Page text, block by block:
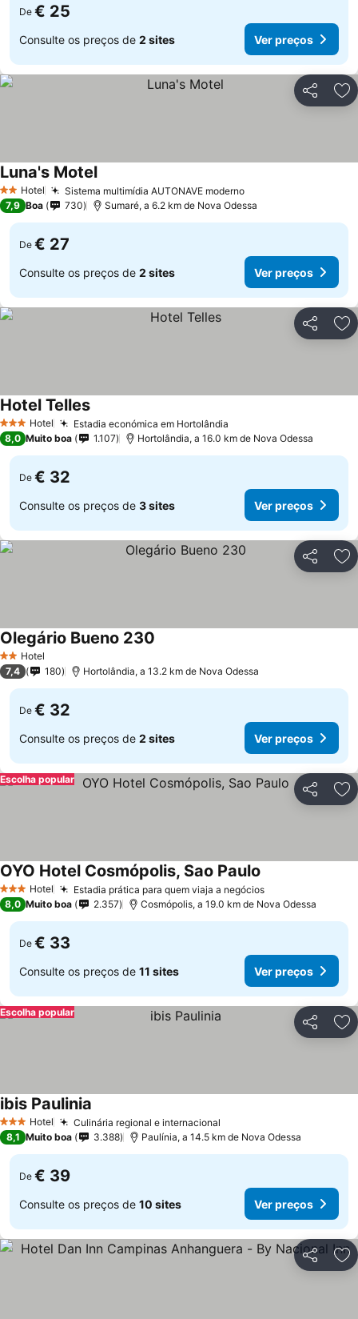
De € 25
Consulte os preços de 2 sites Ver preços
Partilhar
2 Estrelas
Hotel Sistema multimídia AUTONAVE modernoVer preços
Luna's MotelVer preços
7,9 Boa 730 Sumaré, a 6.2 km de Nova Odessa
De € 27
Consulte os preços de 2 sites Ver preços
Partilhar
3 EstrelasHotel Estadia económica em Hortolândia
Hotel TellesVer preços
8,0 Muito boa 1.107 Hortolândia, a 16.0 km de Nova Odessa
De € 32
Consulte os preços de 3 sites Ver preços
Partilhar
2 Estrelas
Hotel
Olegário Bueno 230
7,4 180 Hortolândia, a 13.2 km de Nova Odessa
De € 32
Consulte os preços de 2 sites Ver preços
Partilhar
Escolha popular
3 EstrelasHotel Estadia prática para quem viaja a negóciosVer preços
OYO Hotel Cosmópolis, Sao Paulo
8,0 Muito boa 2.357 Cosmópolis, a 19.0 km de Nova Odessa
De € 33
Consulte os preços de 11 sites Ver preços
Partilhar
Escolha popular
3 EstrelasHotel Culinária regional e internacional
ibis Paulinia
8,1 Muito boa 3.388 Paulínia, a 14.5 km de Nova Odessa
De € 39
Consulte os preços de 10 sites Ver preços
Partilhar